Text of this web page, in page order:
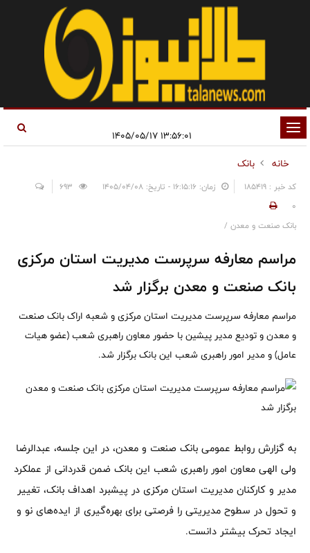
تغییر
وضعیت
ناوبری
خانه
بانک
کد خبر : 185419 زمان: ۱۶:۱۵:۱۶ - تاریخ: ۱۴۰۵/۰۴/۰۸
0
بانک صنعت و معدن /
مراسم معارفه سرپرست مدیریت استان مرکزی
بانک صنعت و معدن برگزار شد
مراسم معارفه سرپرست مدیریت استان مرکزی و شعبه اراک بانک صنعت
و معدن و تودیع مدیر پیشین با حضور معاون راهبری شعب (عضو هیات
عامل) و مدیر امور راهبری شعب این بانک برگزار شد.
به گزارش روابط عمومی بانک صنعت و معدن، در این جلسه، عبدالرضا
ولی الهی معاون امور راهبری شعب این بانک ضمن قدردانی از عملکرد
مدیر و کارکنان مدیریت استان مرکزی در پیشبرد اهداف بانک، تغییر
و تحول در سطوح مدیریتی را فرصتی برای بهره‌گیری از ایده‌های نو و
ایجاد تحرک بیشتر دانست.